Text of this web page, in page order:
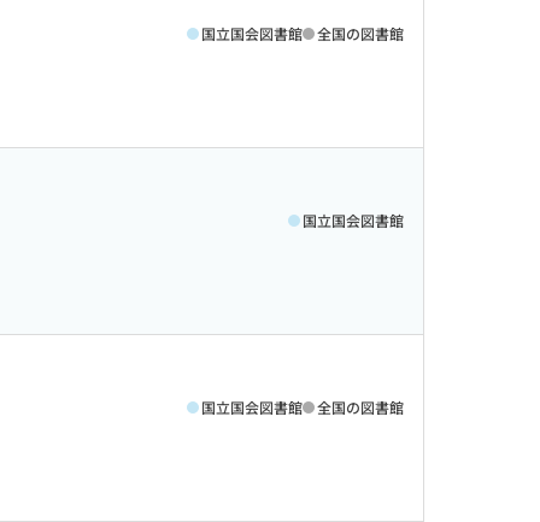
国立国会図書館 全国の図書館
国立国会図書館
国立国会図書館 全国の図書館